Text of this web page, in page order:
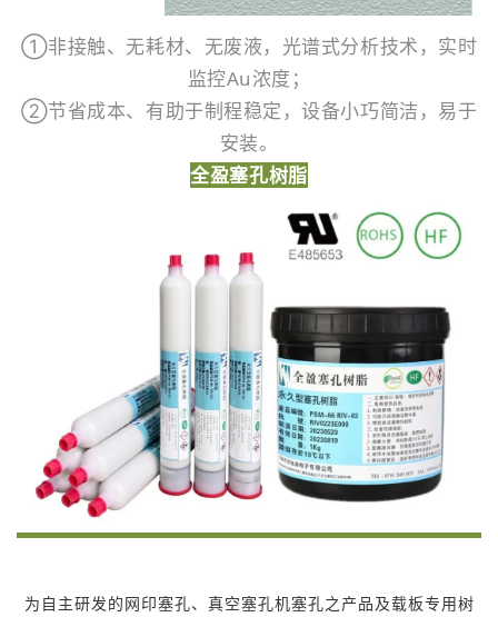
①非接触、无耗材、无废液，光谱式分析技术，实时
监控Au浓度；
②节省成本、有助于制程稳定，设备小巧简洁，易于
安装。
全盈塞孔树脂
为自主研发的网印塞孔、真空塞孔机塞孔之产品及载板专用树